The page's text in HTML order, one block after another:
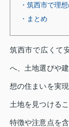
・筑西市で理
・まとめ
筑西市で広くて
へ、土地選びや
想の住まいを実
土地を見つける
特徴や注意点を